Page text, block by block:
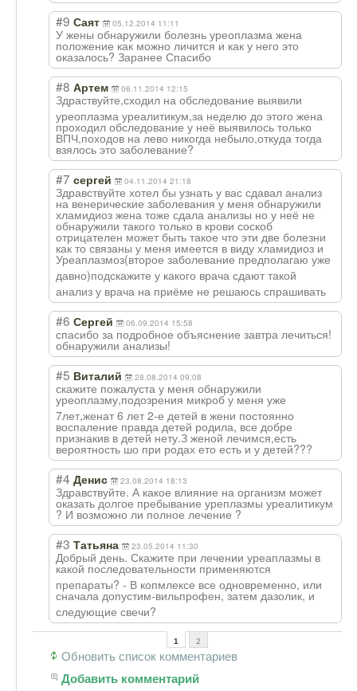
#9 Саят 05.12.2014 11:11
У жены обнаружили болезнь уреоплазма жена
положение как можно личится и как у него это
оказалось? Заранее Спасибо
#8 Артем 06.11.2014 12:15
Здраствуйте,сходил на обследование выявили
уреоплазма уреалитикум,за неделю до этого жена
проходил обследование у неё выявилось только
ВПЧ,походов на лево никогда небыло,откуда тогда
взялось это заболевание?
#7 сергей 04.11.2014 21:18
Здравствуйте хотел бы узнать у вас сдавал анализ
на венерические заболевания у меня обнаружили
хламидиоз жена тоже сдала анализы но у неё не
обнаружили такого только в крови соскоб
отрицателен может быть такое что эти две болезни
как то связаны у меня имеется в виду хламидиоз и
Уреаплазмоз(второе заболевание предполагаю уже
давно)подскажите у какого врача сдают такой
анализ у врача на приёме не решаюсь спрашивать
#6 Сергей 06.09.2014 15:58
спасибо за подробное объяснение завтра лечиться!
обнаружили анализы!
#5 Виталий 28.08.2014 09:08
скажите пожалуста у меня обнаружили
уреоплазму,подозрения микроб у меня уже
7лет,женат 6 лет 2-е детей в жени постоянно
воспаление правда детей родила, все добре
признакив в детей нету.З женой лечимся,есть
вероятность шо при родах ето есть и у детей???
#4 Денис 23.08.2014 18:13
Здравствуйте. А какое влияние на организм может
оказать долгое пребывание уреплазмы уреалитикум
? И возможно ли полное лечение ?
#3 Татьяна 23.05.2014 11:30
Добрый день. Скажите при лечении уреаплазмы в
какой последовательности применяются
препараты? - В копмлексе все одновременно, или
сначала допустим-вильпрофен, затем дазолик, и
следующие свечи?
1 2
Обновить список комментариев
Добавить комментарий